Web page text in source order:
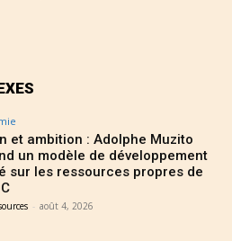
et ambition : Adolphe Muzito
un modèle de développement
sur les ressources propres de
- août 4, 2026